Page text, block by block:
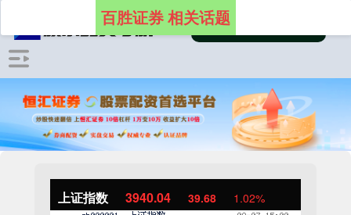
上证指数 3940.04 39.68 1.02%
百胜证券 相关话题